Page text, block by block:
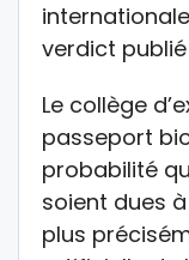
verdict
Le collège
passeport
probabilité
soient dues
plus